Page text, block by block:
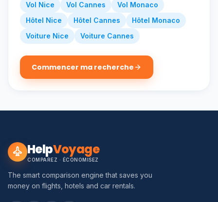
Vol Nice Vol Cannes
Vol Monaco
Hôtel Nice
Hôtel Cannes
Hôtel Monaco
Voiture Nice
Voiture Cannes
Commencer ma recherche
HelpVoyage
COMPAREZ · ÉCONOMISEZ
The smart comparison engine that saves you
money on flights, hotels and car rentals.